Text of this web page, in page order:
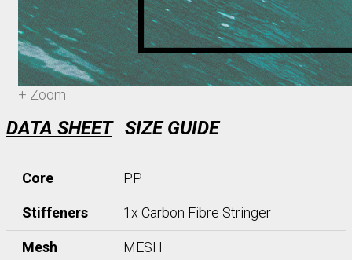
+ Zoom
DATA SHEET SIZE GUIDE
Core PP
Stiffeners 1x Carbon Fibre Stringer
Mesh MESH